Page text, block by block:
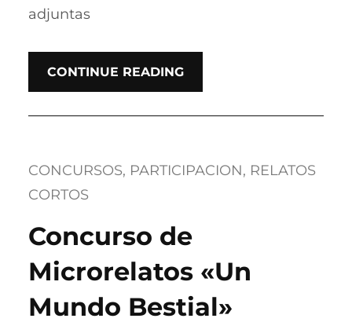
adjuntas
CONTINUE READING
CONCURSOS, PARTICIPACION, RELATOS
CORTOS
Concurso de
Microrelatos «Un
Mundo Bestial»